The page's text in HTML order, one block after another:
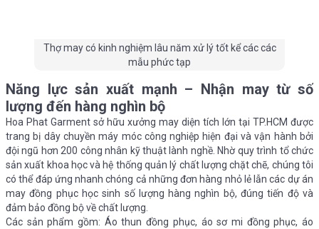
Thợ may có kinh nghiệm lâu năm xử lý tốt kể các các
mẫu phức tạp
Năng lực sản xuất mạnh – Nhận may từ số
lượng đến hàng nghìn bộ
Hoa Phat Garment sở hữu xưởng may diện tích lớn tại TP.HCM được
trang bị dây chuyền máy móc công nghiệp hiện đại và vận hành bởi
đội ngũ hơn 200 công nhân kỹ thuật lành nghề. Nhờ quy trình tổ chức
sản xuất khoa học và hệ thống quản lý chất lượng chặt chẽ, chúng tôi
có thể đáp ứng nhanh chóng cả những đơn hàng nhỏ lẻ lẫn các dự án
may đồng phục học sinh số lượng hàng nghìn bộ, đúng tiến độ và
đảm bảo đồng bộ về chất lượng.
Các sản phẩm gồm: Áo thun đồng phục, áo sơ mi đồng phục, áo